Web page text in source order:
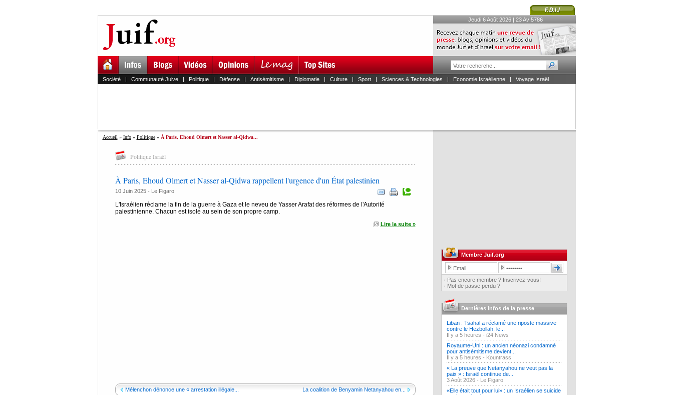
Jeudi 6 Août 2026 | 23 Av 5786
Société| Communauté Juive| Politique| Défense| Antisémitisme| Diplomatie| Culture| Sport| Sciences & Technologies | Economie Israélienne| Voyage Israël
Accueil » Info» Politique» À Paris, Ehoud Olmert et Nasser al-Qidwa...
Politique Israël
À Paris, Ehoud Olmert et Nasser al-Qidwa rappellent l'urgence d'un État palestinien
10 Juin 2025 - Le Figaro
L'Israélien réclame la fin de la guerre à Gaza et le neveu de Yasser Arafat des réformes de l'Autorité
palestinienne. Chacun est isolé au sein de son propre camp.
Lire la suite »
Mélenchon dénonce une « arrestation illégale... La coalition de Benyamin Netanyahou en...
Membre Juif.org
· Pas encore membre ? Inscrivez-vous!
· Mot de passe perdu ?
Dernières infos de la presse
Liban : Tsahal a réclamé une riposte massive
contre le Hezbollah, le...
Il y a 5 heures - i24 News
Royaume-Uni : un ancien néonazi condamné
pour antisémitisme devient...
Il y a 5 heures - Kountrass
« La preuve que Netanyahou ne veut pas la
paix » : Israël continue de...
3 Août 2026 - Le Figaro
«Elle était tout pour lui» : un Israélien se suicide